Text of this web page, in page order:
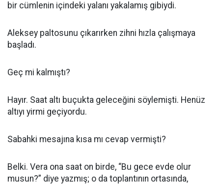
bir cümlenin içindeki yalanı yakalamış gibiydi.
Aleksey paltosunu çıkarırken zihni hızla çalışmaya
başladı.
Geç mi kalmıştı?
Hayır. Saat altı buçukta geleceğini söylemişti. Henüz
altıyı yirmi geçiyordu.
Sabahki mesajına kısa mı cevap vermişti?
Belki. Vera ona saat on birde, “Bu gece evde olur
musun?” diye yazmış; o da toplantının ortasında,